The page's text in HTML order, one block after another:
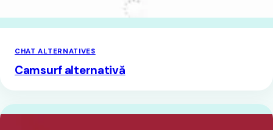
CHAT ALTERNATIVES
Camsurf alternativă